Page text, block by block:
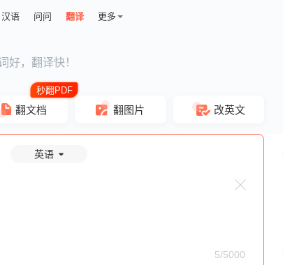
汉语 问问 翻译 更多
好，翻译快！
翻文档 翻图片 改英文
英语
5/5000